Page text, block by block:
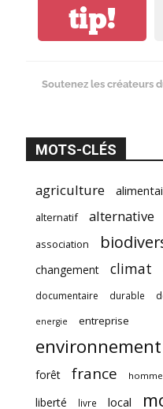
tip!
Soutenez les créateurs
MOTS-CLÉS
agriculture
alternatif alternative
association
changement climat
documentaire
durable
energie entreprise
environnement
forêt france
liberté livre local